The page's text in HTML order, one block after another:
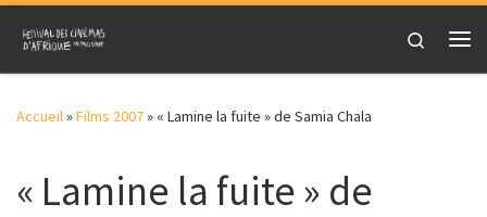
Skip to content
Search
Accueil»Films 2007» « Lamine la fuite » de Samia Chala
« Lamine la fuite » de